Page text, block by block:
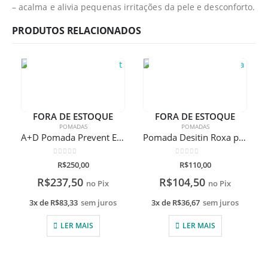
– acalma e alivia pequenas irritações da pele e desconforto.
PRODUTOS RELACIONADOS
FORA DE ESTOQUE
POMADAS
A+D Pomada Prevent Em Pote Com 454g
de 5
R$250,00
R$237,50 no Pix
3x de R$83,33 sem juros
LER MAIS
FORA DE ESTOQUE
POMADAS
Pomada Desitin Roxa para Assaduras 113g
de 5
R$110,00
R$104,50 no Pix
3x de R$36,67 sem juros
LER MAIS